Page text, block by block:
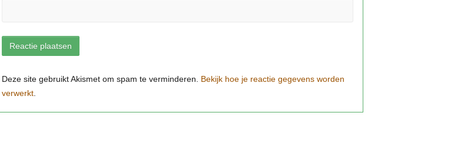
Bekijk hoe je reactie gegevens worden
verwerkt